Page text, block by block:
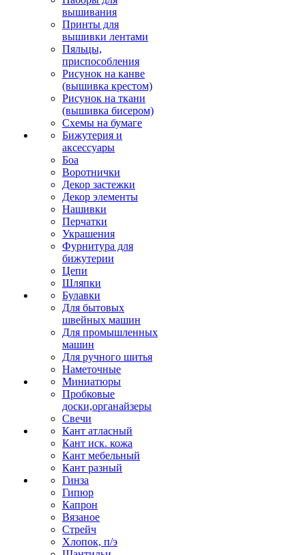
вышивания
Принты для
вышивки лентами
Пяльцы,
приспособления
Рисунок на канве
(вышивка крестом)
Рисунок на ткани
(вышивка бисером)
Схемы на бумаге
Бижутерия и
аксессуары
Боа
Воротнички
Декор застежки
Декор элементы
Нашивки
Перчатки
Украшения
Фурнитура для
бижутерии
Цепи
Шляпки
Булавки
Для бытовых
швейных машин
Для промышленных
машин
Для ручного шитья
Наметочные
Миниатюры
Пробковые
доски,органайзеры
Свечи
Кант атласный
Кант иск. кожа
Кант мебельный
Кант разный
Гинза
Гипюр
Капрон
Вязаное
Стрейч
Хлопок, п/э